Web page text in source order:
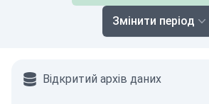
Змінити період
Відкритий архів даних